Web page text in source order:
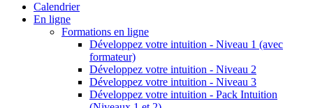
Calendrier
En ligne
Formations en ligne
Développez votre intuition - Niveau 1 (avec
formateur)
Développez votre intuition - Niveau 2
Développez votre intuition - Niveau 3
Développez votre intuition - Pack Intuition